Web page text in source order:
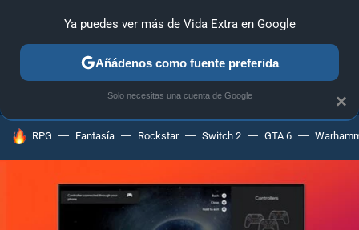
ANÁLISIS GUÍAS Y TRUCOS PC SONY NINTENDO
HOY SE HABLA DE
RPG Fantasía Rockstar Switch 2 GTA 6
×
Ya puedes ver más de Vida Extra en Google
Añádenos como fuente preferida
Solo necesitas una cuenta de Google